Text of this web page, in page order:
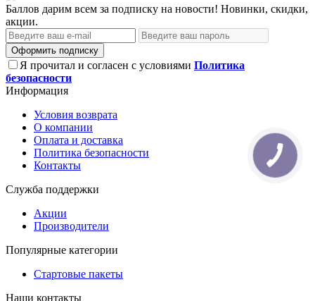
Баллов дарим всем за подписку на новости! Новинки, скидки,
акции.
Оформить подписку
Я прочитал и согласен с условиями Политика
безопасности
Информация
Условия возврата
О компании
Оплата и доставка
Политика безопасности
Контакты
Служба поддержки
Акции
Производители
Популярные категории
Стартовые пакеты
Наши контакты